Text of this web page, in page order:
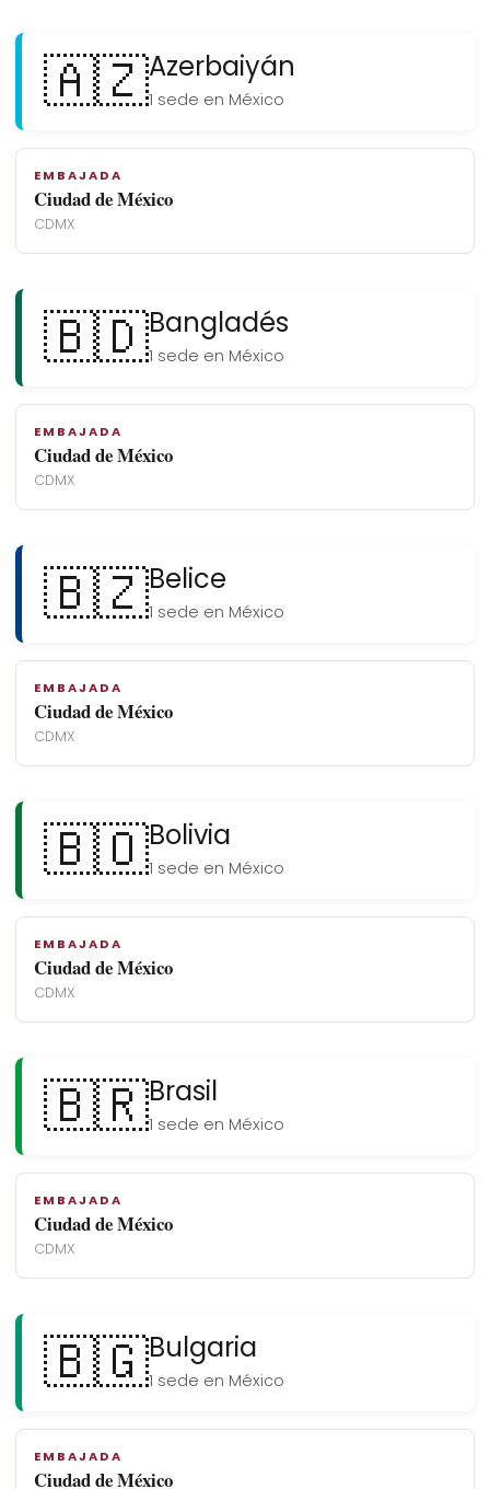
🇦🇿Azerbaiyán
1 sede en México
EMBAJADA
Ciudad de México
CDMX
🇧🇩Bangladés
1 sede en México
EMBAJADA
Ciudad de México
CDMX
🇧🇿Belice
1 sede en México
EMBAJADA
Ciudad de México
CDMX
🇧🇴Bolivia
1 sede en México
EMBAJADA
Ciudad de México
CDMX
🇧🇷Brasil
1 sede en México
EMBAJADA
Ciudad de México
CDMX
🇧🇬Bulgaria
1 sede en México
EMBAJADA
Ciudad de México